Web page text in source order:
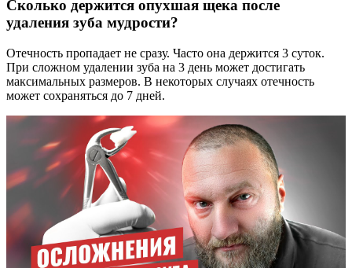
Сколько держится опухшая щека после
удаления зуба мудрости?
Отечность пропадает не сразу. Часто она держится 3 суток.
При сложном удалении зуба на 3 день может достигать
максимальных размеров. В некоторых случаях отечность
может сохраняться до 7 дней.